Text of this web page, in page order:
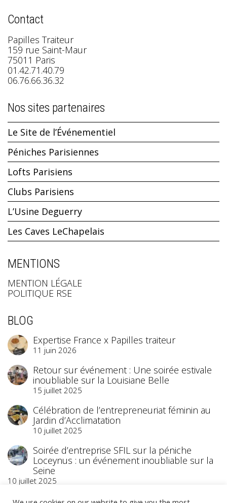
Contact
Papilles Traiteur
159 rue Saint-Maur
75011 Paris
01.42.71.40.79
06.76.66.36.32
Nos sites partenaires
Le Site de l’Événementiel
Péniches Parisiennes
Lofts Parisiens
Clubs Parisiens
L’Usine Deguerry
Les Caves LeChapelais
MENTIONS
MENTION LÉGALE
POLITIQUE RSE
BLOG
Expertise France x Papilles traiteur
11 juin 2026
Retour sur événement : Une soirée estivale
inoubliable sur la Louisiane Belle
15 juillet 2025
Célébration de l’entrepreneuriat féminin au
Jardin d’Acclimatation
10 juillet 2025
Soirée d’entreprise SFIL sur la péniche
Loceynus : un événement inoubliable sur la
Seine
10 juillet 2025